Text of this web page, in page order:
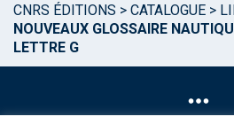
CNRS ÉDITIONS > CATALOGUE >
NOUVEAUX GLOSSAIRE
LETTRE G